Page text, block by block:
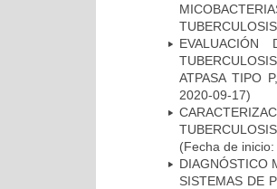
ATPASA TIPO
2020-09-17)
(Fecha de
DIAGNÓSTICO
SISTEMAS DE